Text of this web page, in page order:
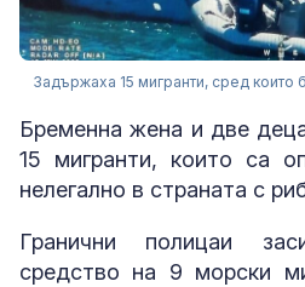
Задържаха 15 мигранти, сред
Бременна жена и две
15 мигранти, които са
нелегално в страната с
Гранични полицаи
средство на 9 морски